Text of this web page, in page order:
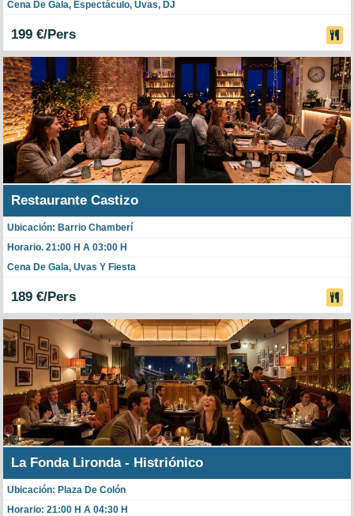
Cena De Gala, Espectáculo, Uvas, DJ
199 €/Pers
Restaurante Castizo
Ubicación: Barrio Chamberí
Horario. 21:00 H A 03:00 H
Cena De Gala, Uvas Y Fiesta
189 €/Pers
La Fonda Lironda - Histriónico
Ubicación: Plaza De Colón
Horario: 21:00 H A 04:30 H